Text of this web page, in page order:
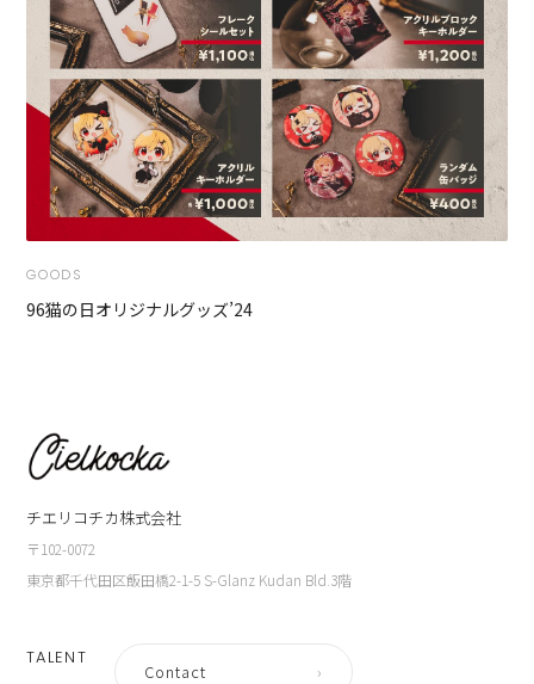
GOODS
96猫の日オリジナルグッズ’24
チエリコチカ株式会社
〒102-0072
東京都千代田区飯田橋2-1-5 S-Glanz Kudan Bld.3階
TALENT
Contact ›